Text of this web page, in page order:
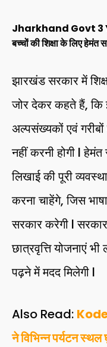
Jharkhand Govt 3
बच्चों की शिक्षा के लिए हेमंत
झारखंड सरकार में
जोर देकर कहते हैं, कि
अल्पसंख्यकों एवं गरीबों
नहीं करनी होगी l
लिखाई की पूरी
करना चाहेंगे, जिस
सरकार करेगी l
छात्रवृत्ति योजनाएं
पढ़ने में मदद मिलेगी l
Also Read:
ने विभिन्न पर्यटन